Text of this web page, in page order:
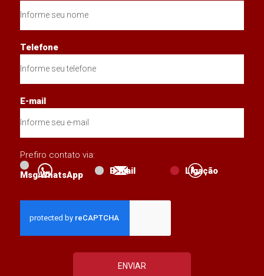
Telefone
E-mail
Prefiro contato via:
Msg WhatsApp
E-mail Ligação
ENVIAR